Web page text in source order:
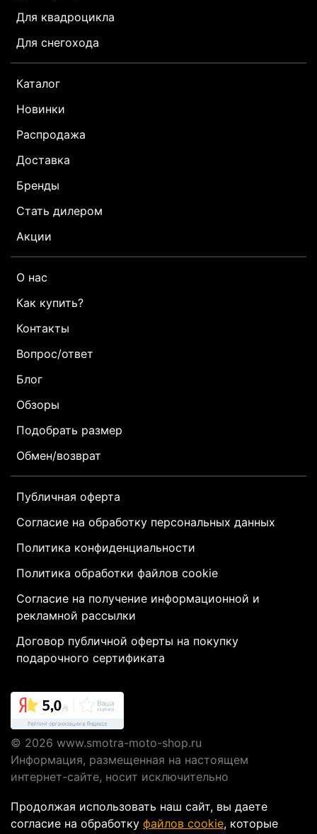
Для квадроцикла
Для снегохода
Каталог
Новинки
Распродажа
Доставка
Бренды
Стать дилером
Акции
О нас
Как купить?
Контакты
Вопрос/ответ
Блог
Обзоры
Подобрать размер
Обмен/возврат
Публичная оферта
Согласие на обработку персональных данных
Политика конфиденциальности
Политика обработки файлов cookie
Согласие на получение информационной и
рекламной рассылки
Договор публичной оферты на покупку
подарочного сертификата
© 2026 www.smotra-moto-shop.ru
Информация, размещенная на настоящем
интернет-сайте, носит исключительно
публичной офертой, определяемой положениями
Статьи 437 ГК РФ.
Продолжая использовать наш сайт, вы даете
согласие на обработку файлов cookie, которые